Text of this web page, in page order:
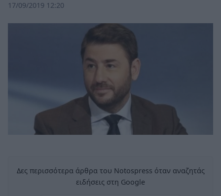
17/09/2019 12:20
Δες περισσότερα άρθρα του Notospress όταν αναζητάς
ειδήσεις στη Google